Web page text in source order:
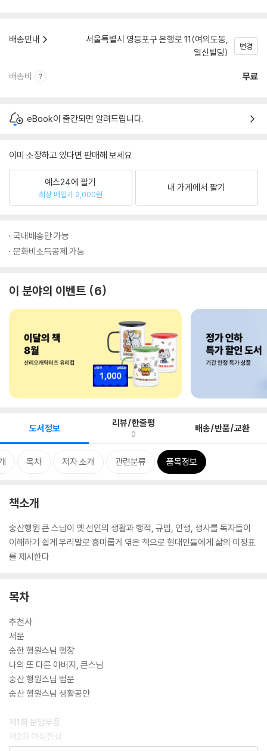
배송안내
서울특별시 영등포구 은행로 11(여의도동,
일신빌딩)
변경
배송비 무료
eBook이 출간되면 알려드립니다.
이미 소장하고 있다면 판매해 보세요.
예스24에 팔기
최상 매입가 2,000원
내 가게에서 팔기
국내배송만 가능
문화비소득공제 가능
이 분야의 이벤트 6
도서정보 리뷰/한줄평
0 배송/반품/교환
목차 저자 소개 관련분류 품목정보
책소개
숭산행원 큰 스님이 옛 선인의 생활과 행적, 규범, 인생, 생사를 독자들이
이해하기 쉽게 우리말로 흥미롭게 엮은 책으로 현대인들에게 삶의 이정표
를 제시한다
목차
추천사
서문
숭한 행원스님 행장
나의 또 다른 아버지, 큰스님
숭산 행원스님 법문
숭산 행원스님 생활공안
제1화 문답무용
제2화 이심전심